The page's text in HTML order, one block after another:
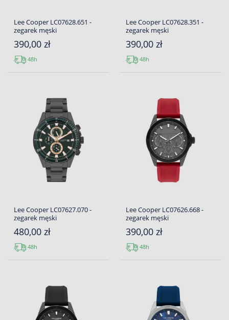
Lee Cooper LC07628.651 -
zegarek męski
390,00 zł
48h
Lee Cooper LC07628.351 -
zegarek męski
390,00 zł
48h
Lee Cooper LC07627.070 -
zegarek męski
480,00 zł
48h
Lee Cooper LC07626.668 -
zegarek męski
390,00 zł
48h